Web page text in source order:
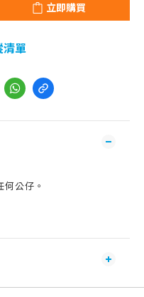
立即購買
清單
公仔。